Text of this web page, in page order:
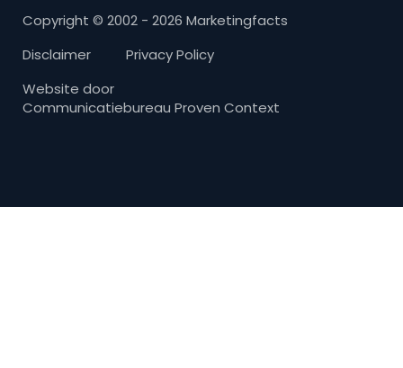
Copyright © 2002 - 2026 Marketingfacts
Disclaimer
Privacy Policy
Website door
Communicatiebureau Proven Context